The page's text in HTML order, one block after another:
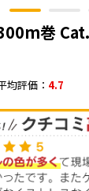
電線管付属品・引
連
巻
均評価： 4.7